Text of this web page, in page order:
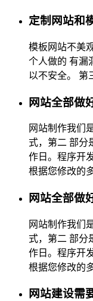
定制网站和
模板网站不美
个人做的 有漏
以不安全。 第
网站全部做
网站制作我们
式，第二 部分
作日。程序开
根据您修改的
网站全部做
网站制作我们
式，第二 部分
作日。程序开
根据您修改的
网站建设需